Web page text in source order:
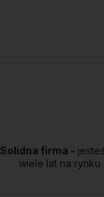
Solidna firma -
wiele lat na rynku